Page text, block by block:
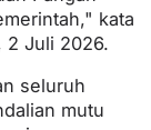
kata
2 Juli 2026.
seluruh
mutu